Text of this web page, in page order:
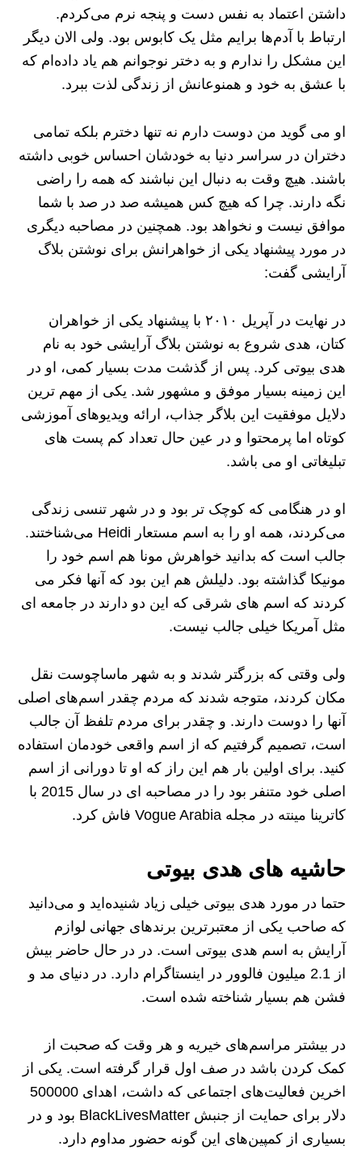
داشتن اعتماد به نفس دست و پنجه نرم می‌کردم.
ارتباط با آدم‌ها برایم مثل یک کابوس بود. ولی الان دیگر
این مشکل را ندارم و به دختر نوجوانم هم یاد داده‌ام که
با عشق به خود و همنوعانش از زندگی لذت ببرد.
او می‌ گوید من دوست دارم نه تنها دخترم بلکه تمامی
دختران در سراسر دنیا به خودشان احساس خوبی داشته
باشند. هیچ وقت به‌ دنبال این نباشند که همه را راضی
نگه دارند. چرا که هیچ کس همیشه صد در صد با شما
موافق نیست و نخواهد بود. همچنین در مصاحبه دیگری
در مورد پیشنهاد یکی از خواهرانش برای نوشتن بلاگ
آرایشی گفت:
در نهایت در آپریل ۲۰۱۰ با پیشنهاد یکی از خواهران
کتان، هدی شروع به نوشتن بلاگ آرایشی خود به نام
هدی بیوتی کرد. پس از گذشت مدت بسیار کمی، او در
این زمینه بسیار موفق و مشهور شد. یکی از مهم ترین
دلایل موفقیت این بلاگر جذاب، ارائه ویدیوهای آموزشی
کوتاه اما پرمحتوا و در عین حال تعداد کم پست های
تبلیغاتی او می باشد.
او در هنگامی که کوچک‌ تر بود و در شهر تنسی زندگی
می‌کردند، همه او را به اسم مستعار Heidi می‌شناختند.
جالب است که بدانید خواهرش مونا هم اسم خود را
مونیکا گذاشته بود. دلیلش هم این بود که آنها فکر می‌
کردند که اسم‌ های شرقی که این دو دارند در جامعه‌ ای
مثل آمریکا خیلی جالب نیست.
ولی وقتی که بزرگتر شدند و به شهر ماساچوست نقل
مکان کردند، متوجه شدند که مردم چقدر اسم‌های اصلی
آنها را دوست دارند. و چقدر برای مردم تلفظ آن جالب
است، تصمیم گرفتیم که از اسم واقعی خودمان استفاده
کنید. برای اولین بار هم این راز که او تا دورانی از اسم
اصلی خود متنفر بود را در مصاحبه‌ ای در سال 2015 با
کاترینا مینته در مجله Vogue Arabia فاش کرد.
حاشیه های هدی بیوتی
حتما در مورد هدی بیوتی خیلی زیاد شنیده‌اید و می‌دانید
که صاحب یکی از معتبرترین برندهای جهانی لوازم
آرایش به اسم هدی بیوتی است. در در حال حاضر بیش
از 2.1 میلیون فالوور در اینستاگرام دارد. در دنیای مد و
فشن هم بسیار شناخته شده است.
در بیشتر مراسم‌های خیریه و هر وقت که صحبت از
کمک کردن باشد در صف اول قرار گرفته است. یکی از
اخرین فعالیت‌های اجتماعی که داشت، اهدای 500000
دلار برای حمایت از جنبش BlackLivesMatter بود و در
بسیاری از کمپین‌های این گونه حضور مداوم دارد.